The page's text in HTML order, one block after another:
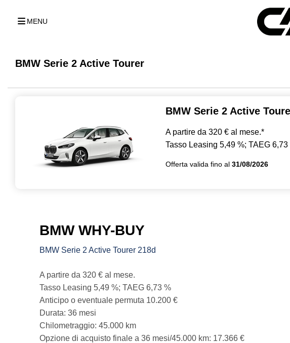
MENU
BMW Serie 2 Active Tourer
BMW Serie 2 Active
A partire da 320 € al mese.*
Tasso Leasing 5,49 %; TAEG 6,73
Offerta valida fino al31/08/2026
BMW WHY-BUY
BMW Serie 2 Active Tourer 218d
A partire da 320 € al mese.
Tasso Leasing 5,49 %; TAEG 6,73 %
Anticipo o eventuale permuta 10.200 €
Durata: 36 mesi
Chilometraggio: 45.000 km
Opzione di acquisto finale a 36 mesi/45.000 km: 17.366 €